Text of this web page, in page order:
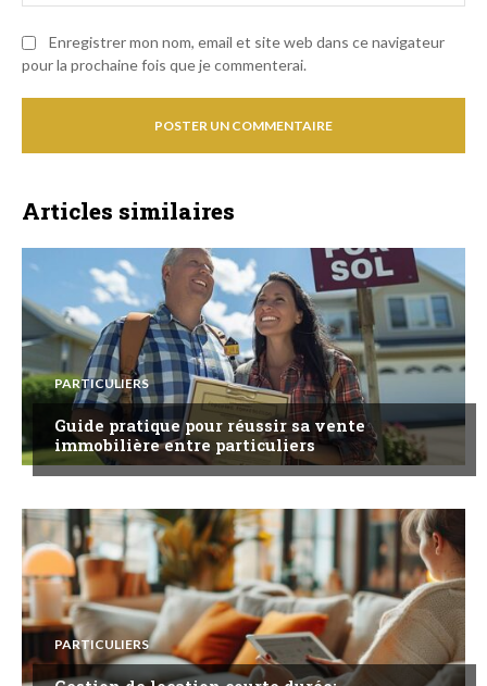
Enregistrer mon nom, email et site web dans ce navigateur
pour la prochaine fois que je commenterai.
Articles similaires
PARTICULIERS
Guide pratique pour réussir sa vente
immobilière entre particuliers
PARTICULIERS